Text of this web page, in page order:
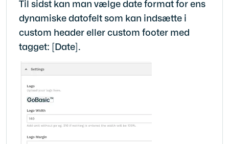
Til sidst kan man vælge date format for ens
dynamiske datofelt som kan indsætte i
custom header eller custom footer med
tagget: [Date].